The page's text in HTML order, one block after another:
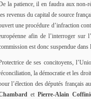
la patience, il en faudra aux non-
revenus du capital de source
une procédure d’infraction
afin de l’interroger sur
est donc suspendue dans
de ses concitoyens,
la démocratie et les
l’élection des députés français
et Pierre-Alain